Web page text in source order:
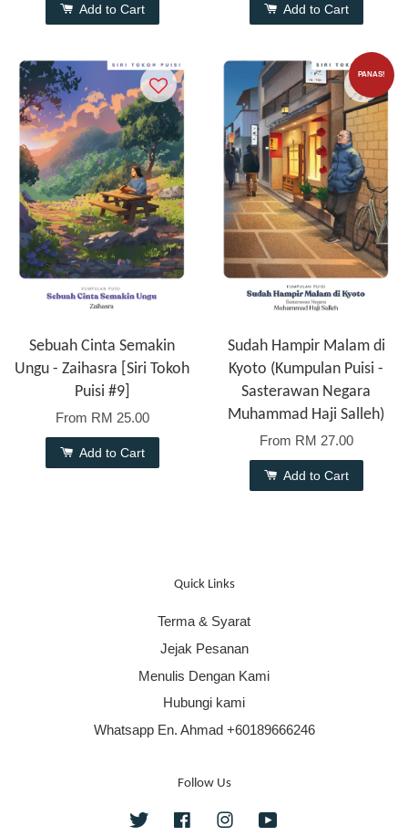
Add to Cart Add to Cart
Sebuah Cinta Semakin
Ungu - Zaihasra [Siri Tokoh
Puisi #9]
From RM 25.00
Add to Cart
PANAS!
Sudah Hampir Malam di
Kyoto (Kumpulan Puisi -
Sasterawan Negara
Muhammad Haji Salleh)
From RM 27.00
Add to Cart
Quick Links
Terma & Syarat
Jejak Pesanan
Menulis Dengan Kami
Hubungi kami
Whatsapp En. Ahmad +60189666246
Follow Us
Twitter FacebookInstagram